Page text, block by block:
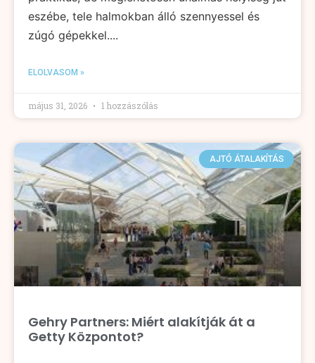
eszébe, tele halmokban álló szennyessel és
zúgó gépekkel....
ELOLVASOM »
május 31, 2026 1 hozzászólás
AJTÓ ÁTALAKÍTÁS
Gehry Partners: Miért alakítják át a
Getty Központot?